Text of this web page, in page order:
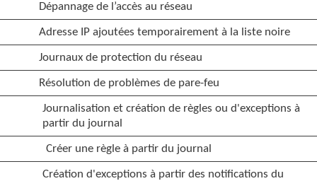
Dépannage de l’accès au réseau
Adresse IP ajoutées temporairement à la liste noire
Journaux de protection du réseau
Résolution de problèmes de pare-feu
Journalisation et création de règles ou d'exceptions à
partir du journal
Créer une règle à partir du journal
Création d'exceptions à partir des notifications du